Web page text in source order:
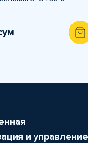
и управление